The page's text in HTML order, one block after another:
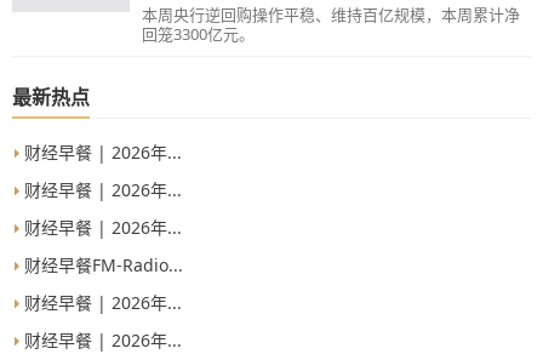
本周央行逆回购操作平稳、维持百亿规模，本周累计净
回笼3300亿元。
最新热点
财经早餐 | 2026年...
财经早餐 | 2026年...
财经早餐 | 2026年...
财经早餐FM-Radio...
财经早餐 | 2026年...
财经早餐 | 2026年...